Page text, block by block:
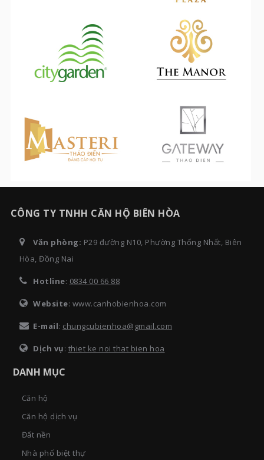
CÔNG TY TNHH CĂN HỘ BIÊN HÒA
Văn phòng: P29 đường N10, Phường Thống Nhất, Biên
Hòa, Đồng Nai
Hotline: 0834 00 66 88
Website: www.canhobienhoa.com
E-mail: chungcubienhoa@gmail.com
Dịch vụ: thiet ke noi that bien hoa
DANH MỤC
Căn hộ
Căn hộ dịch vụ
Đất nền
Nhà phố biệt thự